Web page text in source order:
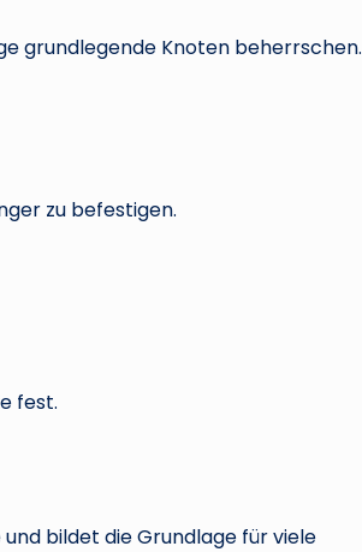
grundlegende Knoten beherrschen.
zu befestigen.
fest.
bildet die Grundlage für viele